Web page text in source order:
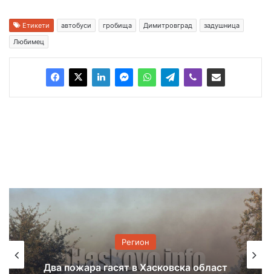
Етикети автобуси гробища Димитровград
задушница
Любимец
Животински продукти без документи
са намерени в автобус на Капитан